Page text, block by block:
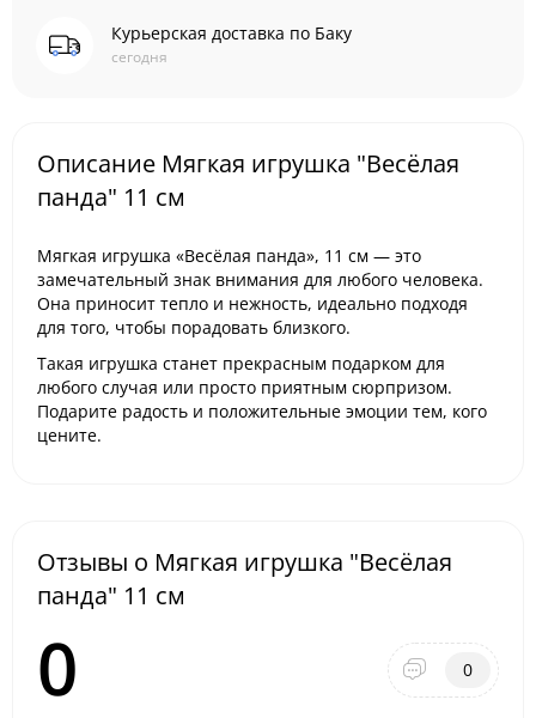
Курьерская доставка по Баку
сегодня
Описание Мягкая игрушка "Весёлая
панда" 11 см
Мягкая игрушка «Весёлая панда», 11 см — это
замечательный знак внимания для любого человека.
Она приносит тепло и нежность, идеально подходя
для того, чтобы порадовать близкого.
Такая игрушка станет прекрасным подарком для
любого случая или просто приятным сюрпризом.
Подарите радость и положительные эмоции тем, кого
цените.
Отзывы о Мягкая игрушка "Весёлая
панда" 11 см
0 0